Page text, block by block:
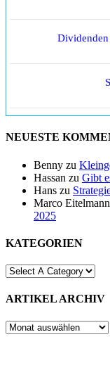
NEUESTE
Benny zu
Hassan zu Gibt
Hans zu
Marco Eitelmann
2025
KATEGORIEN
ARTIKEL ARCHIV
ARTIKEL